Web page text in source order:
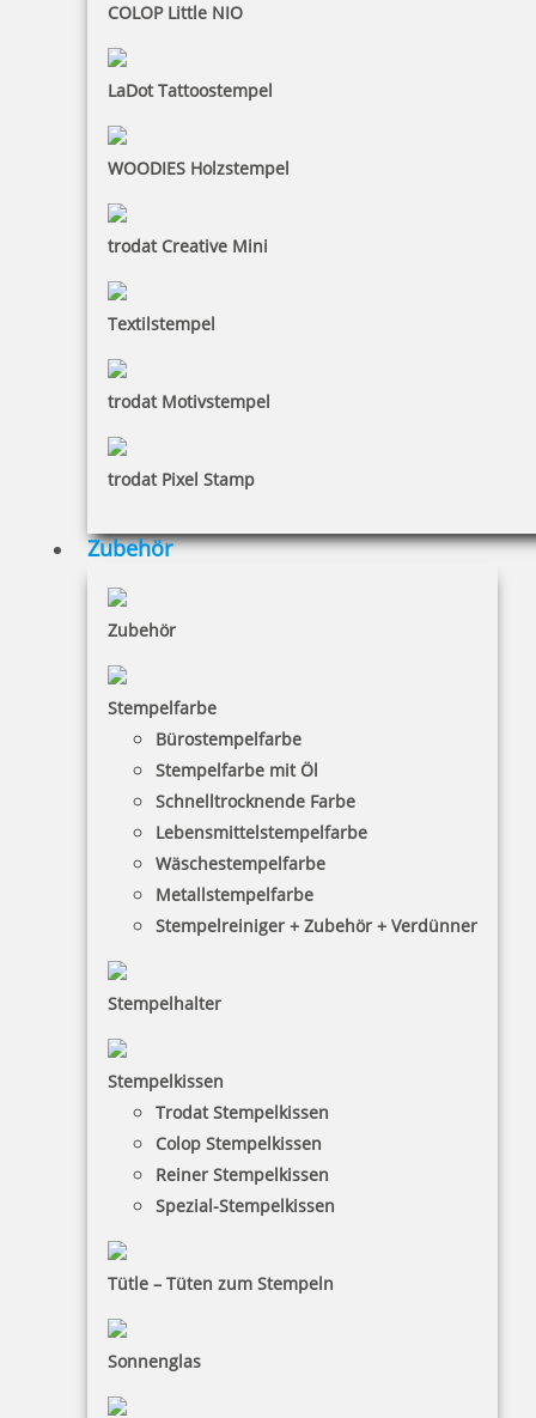
COLOP Little NIO
LaDot Tattoostempel
WOODIES Holzstempel
trodat Creative Mini
Textilstempel
trodat Motivstempel
trodat Pixel Stamp
Zubehör
Zubehör
Stempelfarbe
Bürostempelfarbe
Stempelfarbe mit Öl
Schnelltrocknende Farbe
Lebensmittelstempelfarbe
Wäschestempelfarbe
Metallstempelfarbe
Stempelreiniger + Zubehör + Verdünner
Stempelhalter
Stempelkissen
Trodat Stempelkissen
Colop Stempelkissen
Reiner Stempelkissen
Spezial-Stempelkissen
Tütle – Tüten zum Stempeln
Sonnenglas
HINWEISE
Versandinformationen
Zahlungsbedingungen
Bestellhinweise
INFORMATIONEN